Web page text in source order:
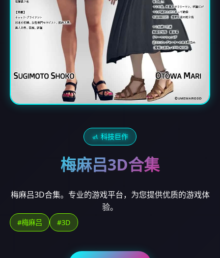
🚮 科技巨作
梅麻吕3D合集
梅麻吕3D合集。专业的游戏平台，为您提供优质的游戏体
验。
#梅麻吕 #3D